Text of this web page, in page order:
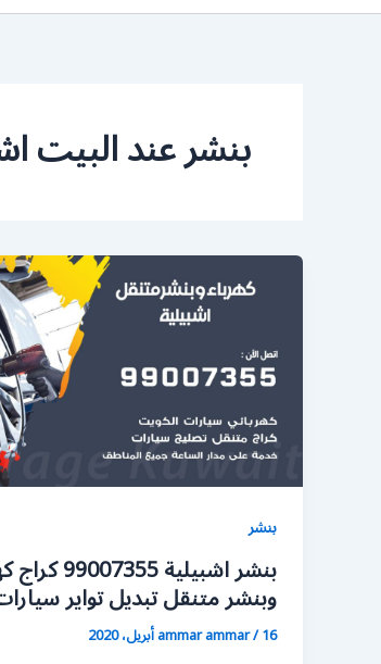
بنشر عند البيت
بنشر
بنشر اشبيلية
وبنشر متنقل تبديل تواير
ammar ammar/16 أبريل، 2020